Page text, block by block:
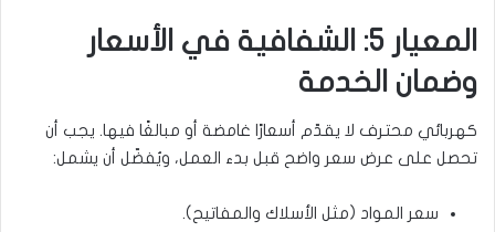
المعيار 5: الشفافية في الأسعار
وضمان الخدمة
كهربائي محترف لا يقدّم أسعارًا غامضة أو مبالغًا فيها. يجب أن
تحصل على عرض سعر واضح قبل بدء العمل، ويُفضّل أن يشمل:
سعر المواد (مثل الأسلاك والمفاتيح).